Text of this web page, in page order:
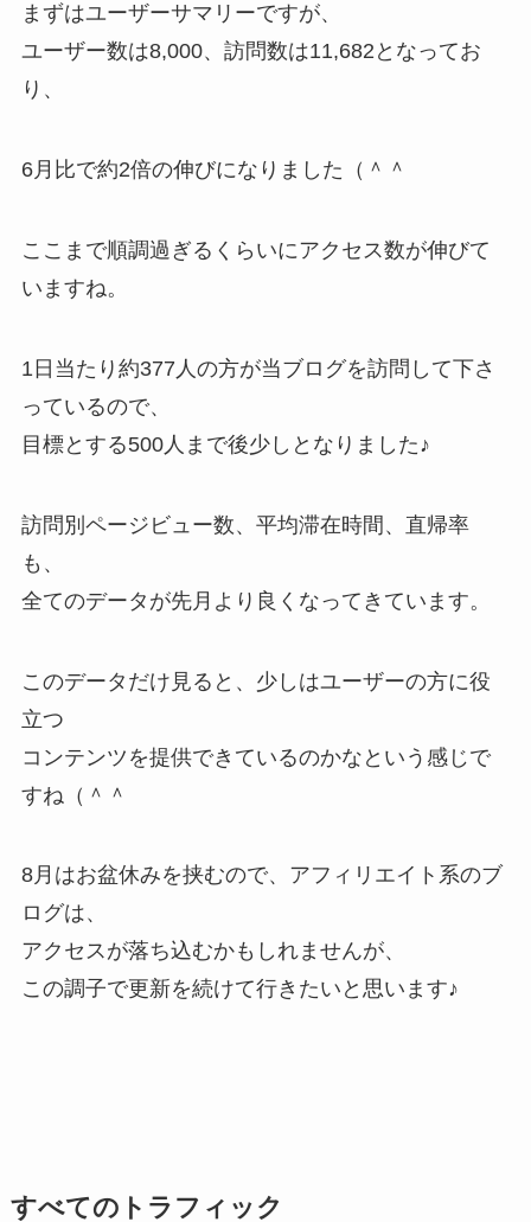
まずはユーザーサマリーですが、
ユーザー数は8,000、訪問数は11,682となってお
り、
6月比で約2倍の伸びになりました（＾＾
ここまで順調過ぎるくらいにアクセス数が伸びて
いますね。
1日当たり約377人の方が当ブログを訪問して下さ
っているので、
目標とする500人まで後少しとなりました♪
訪問別ページビュー数、平均滞在時間、直帰率
も、
全てのデータが先月より良くなってきています。
このデータだけ見ると、少しはユーザーの方に役
立つ
コンテンツを提供できているのかなという感じで
すね（＾＾
8月はお盆休みを挟むので、アフィリエイト系のブ
ログは、
アクセスが落ち込むかもしれませんが、
この調子で更新を続けて行きたいと思います♪
すべてのトラフィック